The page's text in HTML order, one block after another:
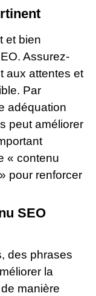
et bien
Assurez-
aux attentes et
Par
adéquation
peut améliorer
« contenu
pour renforcer
SEO
des phrases
la
manière